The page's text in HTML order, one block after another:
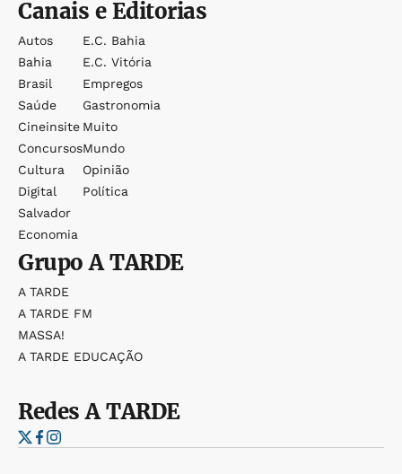
Canais e Editorias
Autos
Bahia
Brasil
Saúde
Cineinsite
Concursos
Cultura
Digital
Salvador
Economia
E.c. Bahia
E.c. Vitória
Empregos
Gastronomia
Muito
Mundo
Opinião
Política
GrupoA TARDE
A TARDE
A TARDE FM
MASSA!
A TARDE EDUCAÇÃO
RedesA TARDE